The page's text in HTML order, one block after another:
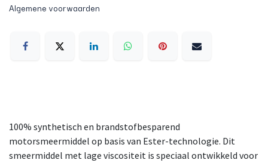
Algemene voorwaarden
100% synthetisch en brandstofbesparend
motorsmeermiddel op basis van Ester-technologie. Dit
smeermiddel met lage viscositeit is speciaal ontwikkeld voor